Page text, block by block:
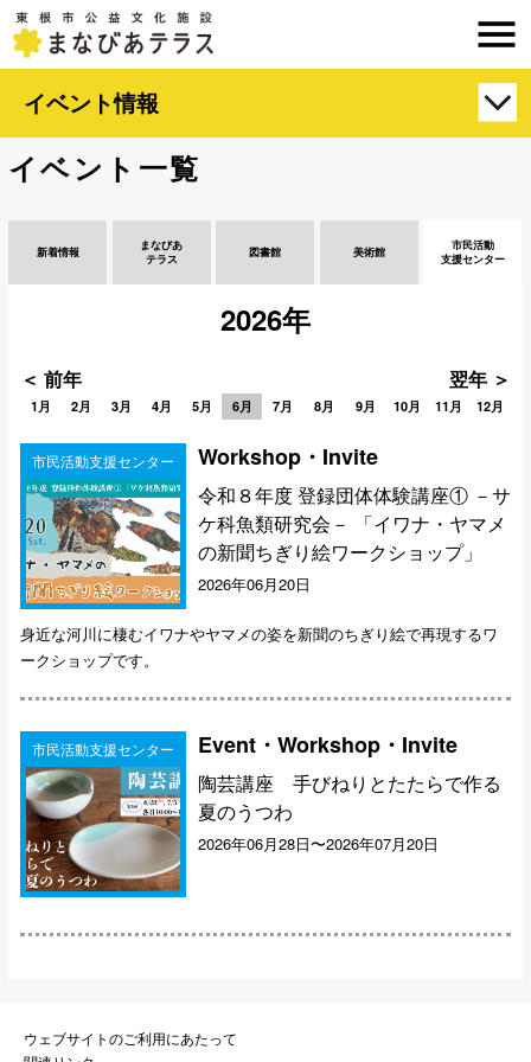
イベント情報
イベント一覧
新着情報
まなびあ
テラス
図書館 美術館
市民活動
支援センター
2026年
＜ 前年 翌年 ＞
1月 2月 3月 4月 5月 6月 7月 8月 9月 10月 11月 12月
市民活動支援センター Workshop・Invite
令和８年度 登録団体体験講座① －サ
ケ科魚類研究会－ 「イワナ・ヤマメ
の新聞ちぎり絵ワークショップ」
2026年06月20日
身近な河川に棲むイワナやヤマメの姿を新聞のちぎり絵で再現するワ
ークショップです。
市民活動支援センター Event・Workshop・Invite
陶芸講座 手びねりとたたらで作る
夏のうつわ
2026年06月28日〜2026年07月20日
ウェブサイトのご利用にあたって